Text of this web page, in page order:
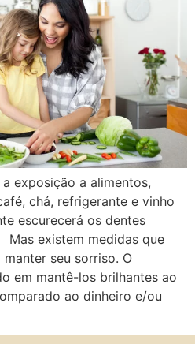
exposição a alimentos,
chá, refrigerante e vinho
escurecerá os dentes
existem medidas que
seu sorriso. O
em mantê-los brilhantes ao
ao dinheiro e/ou